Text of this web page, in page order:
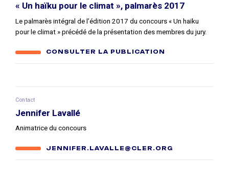
« Un haïku pour le climat », palmarès 2017
Le palmarès intégral de l’édition 2017 du concours « Un haïku
pour le climat » précédé de la présentation des membres du jury.
CONSULTER LA PUBLICATION
Contact
Jennifer Lavallé
Animatrice du concours
JENNIFER.LAVALLE@CLER.ORG